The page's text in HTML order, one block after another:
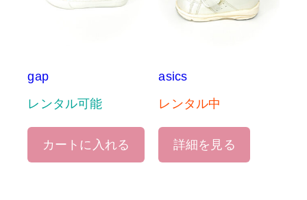
gap
レンタル可能
カートに入れる
asics
レンタル中
詳細を見る